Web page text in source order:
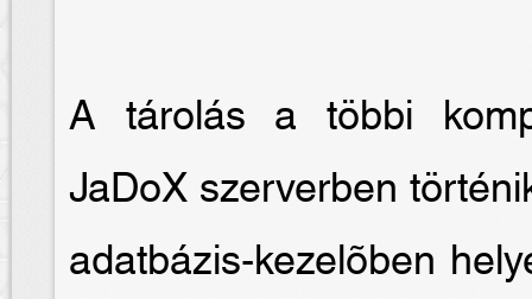
A tárolás a többi
JaDoX szerverben
adatbázis-kezelõben